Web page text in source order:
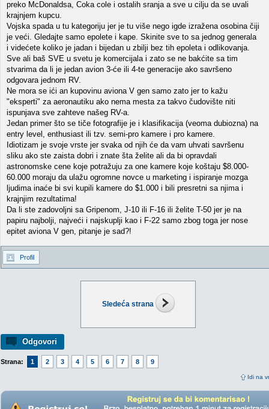
Sledeća strana
Odgovori
Strana: 1 2 3 4 5 6 7 8 9
Idi na
preko McDonaldsa, Coka cole i ostalih sranja a sve u cilju da se uvali
krajnjem kupcu.
Vojska spada u tu kategoriju jer je tu više nego igde izražena osobina čiji
je veći. Gledajte samo epolete i kape. Skinite sve to sa jednog generala
i videćete koliko je jadan i bijedan u zbilji bez tih epoleta i odlikovanja.
Sve ali baš SVE u svetu je komercijala i zato se ne bakćite sa tim
stvarima da li je jedan avion 3-će ili 4-te generacije ako savršeno
odgovara jednom RV.
Ne mora se ići an kupovinu aviona V gen samo zato jer to kažu
"eksperti" za aeronautiku ako nema mesta za takvo čudovište niti
ispunjava sve zahteve našeg RV-a.
Jedan primer što se tiče fotografije je i klasifikacija (veoma dubiozna) na
entry level, enthusiast ili tzv. semi-pro kamere i pro kamere.
Idiotizam je svoje vrste jer svaka od njih će da vam uhvati savršenu
sliku ako ste zaista dobri i znate šta želite ali da bi opravdali
astronomske cene koje potražuju za one kamere koje koštaju $8.000-
60.000 moraju da ulažu ogromne novce u marketing i ispiranje mozga
ljudima inaće bi svi kupili kamere do $1.000 i bili presretni sa njima i
krajnjim rezultatima!
Da li ste zadovoljni sa Gripenom, J-10 ili F-16 ili želite T-50 jer je na
papiru najbolji, najveći i najskuplji kao i F-22 samo zbog toga jer nose
epitet aviona V gen, pitanje je sad?!
Profil